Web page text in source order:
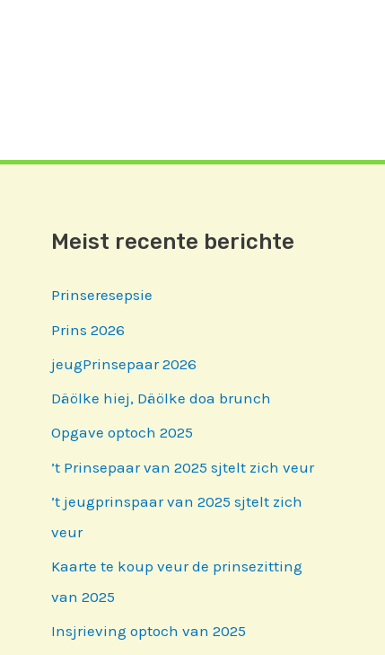
Meist recente berichte
Prinseresepsie
Prins 2026
jeugPrinsepaar 2026
Däölke hiej, Däölke doa brunch
Opgave optoch 2025
’t Prinsepaar van 2025 sjtelt zich veur
’t jeugprinspaar van 2025 sjtelt zich
veur
Kaarte te koup veur de prinsezitting
van 2025
Insjrieving optoch van 2025